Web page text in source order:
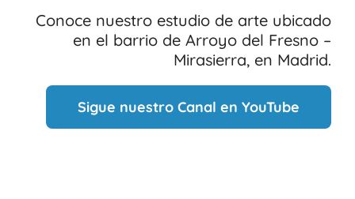
Conoce nuestro estudio de arte ubicado
en el barrio de Arroyo del Fresno –
Mirasierra, en Madrid.
Sigue nuestro Canal en YouTube